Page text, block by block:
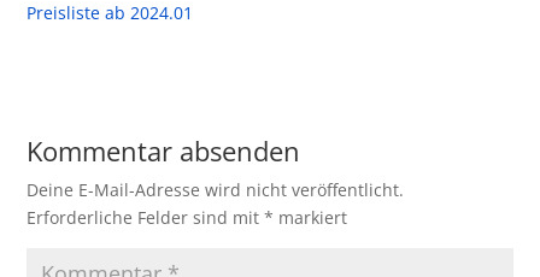
Preisliste ab 2024.01
Kommentar absenden
Deine E-Mail-Adresse wird nicht veröffentlicht.
Erforderliche Felder sind mit* markiert